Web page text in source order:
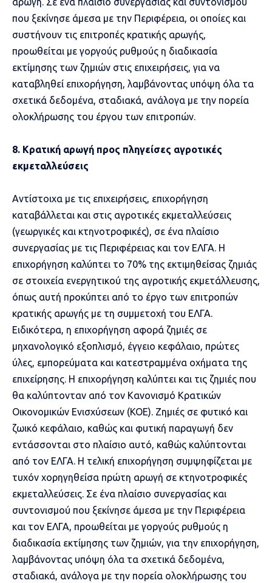
που ξεκίνησε άμεσα με την Περιφέρεια, οι οποίες και
συστήνουν τις επιτροπές κρατικής αρωγής,
προωθείται με γοργούς ρυθμούς η διαδικασία
εκτίμησης των ζημιών στις επιχειρήσεις, για να
καταβληθεί επιχορήγηση, λαμβάνοντας υπόψη όλα τα
σχετικά δεδομένα, σταδιακά, ανάλογα με την πορεία
ολοκλήρωσης του έργου των επιτροπών.
8. Κρατική αρωγή προς πληγείσες αγροτικές
εκμεταλλεύσεις
Αντίστοιχα με τις επιχειρήσεις, επιχορήγηση
καταβάλλεται και στις αγροτικές εκμεταλλεύσεις
(γεωργικές και κτηνοτροφικές), σε ένα πλαίσιο
συνεργασίας με τις Περιφέρειας και τον ΕΛΓΑ. Η
επιχορήγηση καλύπτει το 70% της εκτιμηθείσας ζημιάς
σε στοιχεία ενεργητικού της αγροτικής εκμετάλλευσης,
όπως αυτή προκύπτει από το έργο των επιτροπών
κρατικής αρωγής με τη συμμετοχή του ΕΛΓΑ.
Ειδικότερα, η επιχορήγηση αφορά ζημιές σε
μηχανολογικό εξοπλισμό, έγγειο κεφάλαιο, πρώτες
ύλες, εμπορεύματα και κατεστραμμένα οχήματα της
επιχείρησης. Η επιχορήγηση καλύπτει και τις ζημιές που
θα καλύπτονταν από τον Κανονισμό Κρατικών
Οικονομικών Ενισχύσεων (ΚΟΕ). Ζημιές σε φυτικό και
ζωικό κεφάλαιο, καθώς και φυτική παραγωγή δεν
εντάσσονται στο πλαίσιο αυτό, καθώς καλύπτονται
από τον ΕΛΓΑ. Η τελική επιχορήγηση συμψηφίζεται με
τυχόν χορηγηθείσα πρώτη αρωγή σε κτηνοτροφικές
εκμεταλλεύσεις. Σε ένα πλαίσιο συνεργασίας και
συντονισμού που ξεκίνησε άμεσα με την Περιφέρεια
και τον ΕΛΓΑ, προωθείται με γοργούς ρυθμούς η
διαδικασία εκτίμησης των ζημιών, για την επιχορήγηση,
λαμβάνοντας υπόψη όλα τα σχετικά δεδομένα,
σταδιακά, ανάλογα με την πορεία ολοκλήρωσης του